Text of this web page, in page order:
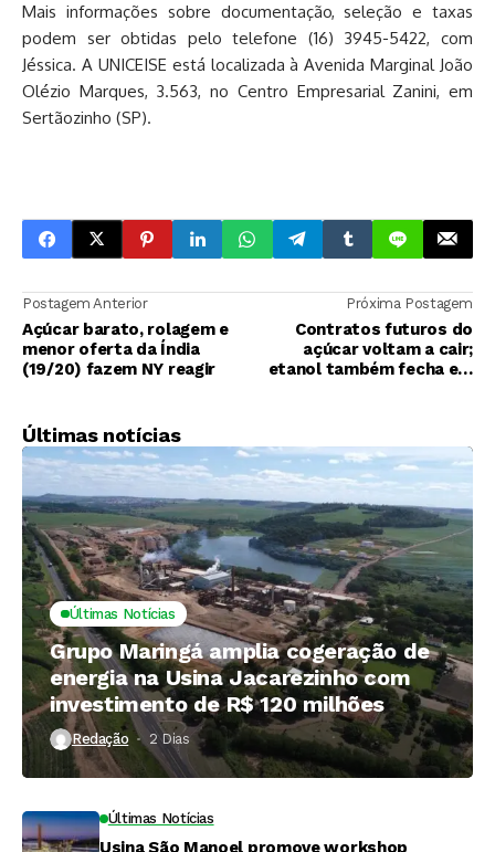
Mais informações sobre documentação, seleção e taxas
podem ser obtidas pelo telefone (16) 3945-5422, com
Jéssica. A UNICEISE está localizada à Avenida Marginal João
Olézio Marques, 3.563, no Centro Empresarial Zanini, em
Sertãozinho (SP).
Postagem Anterior
Açúcar barato, rolagem e
menor oferta da Índia
(19/20) fazem NY reagir
Próxima Postagem
Contratos futuros do
açúcar voltam a cair;
etanol também fecha em
Últimas notícias
Últimas Notícias
Grupo Maringá amplia cogeração de
energia na Usina Jacarezinho com
investimento de R$ 120 milhões
Redação 2 Dias ⁮
Últimas Notícias
Usina São Manoel promove workshop